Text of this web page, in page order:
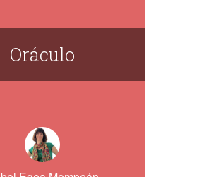
Oráculo